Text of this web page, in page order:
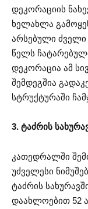
დეკორაციის
ხელახლა
არსებული
წელს
დეკორაცია ამ
შემდეგშია
სტრუქტურაში
3. ტაძრის
კათედრალში
უძველესი
ტაძრის
დაახლოებით 52